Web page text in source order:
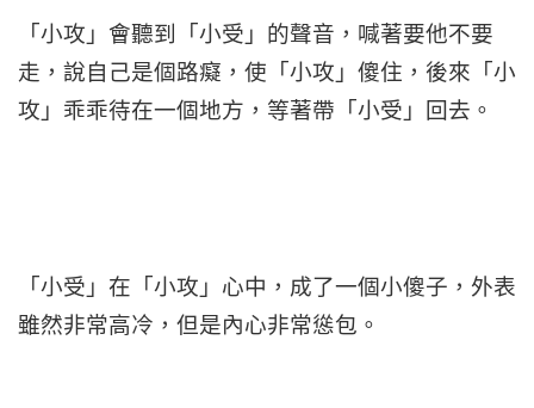
「小攻」會聽到「小受」的聲音，喊著要他不要
走，說自己是個路癡，使「小攻」傻住，後來「小
攻」乖乖待在一個地方，等著帶「小受」回去。
「小受」在「小攻」心中，成了一個小傻子，外表
雖然非常高冷，但是內心非常慫包。